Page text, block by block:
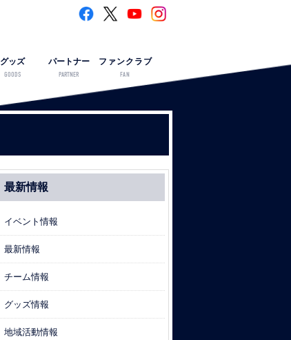
グッズ
GOODS
パートナー
PARTNER
ファンクラブ
FAN
最新情報
イベント情報
最新情報
チーム情報
グッズ情報
地域活動情報